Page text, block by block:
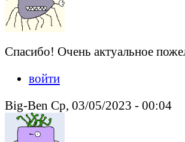
Спасибо! Очень актуальное
войти
Big-Ben Ср, 03/05/2023 - 00:04